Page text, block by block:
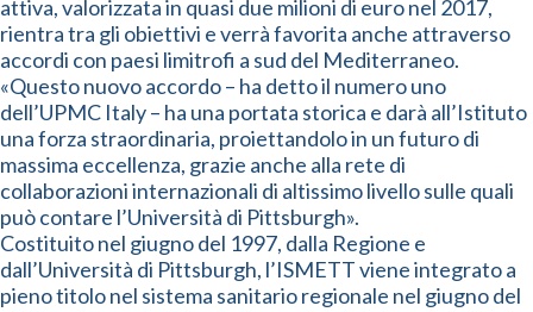
attiva, valorizzata in quasi due milioni di euro nel 2017,
rientra tra gli obiettivi e verrà favorita anche attraverso
accordi con paesi limitrofi a sud del Mediterraneo.
«Questo nuovo accordo – ha detto il numero uno
dell’UPMC Italy – ha una portata storica e darà all’Istituto
una forza straordinaria, proiettandolo in un futuro di
massima eccellenza, grazie anche alla rete di
collaborazioni internazionali di altissimo livello sulle quali
può contare l’Università di Pittsburgh».
Costituito nel giugno del 1997, dalla Regione e
dall’Università di Pittsburgh, l’ISMETT viene integrato a
pieno titolo nel sistema sanitario regionale nel giugno del